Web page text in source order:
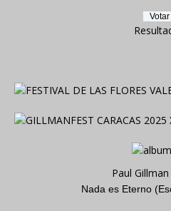
Paul
Nada es Eterno